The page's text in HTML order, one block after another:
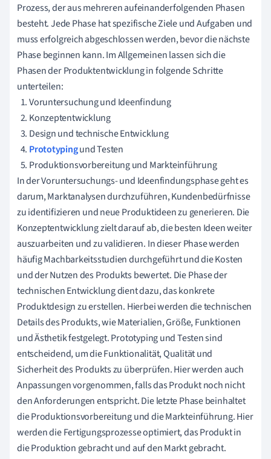
Prozess, der aus mehreren aufeinanderfolgenden Phasen
besteht. Jede Phase hat spezifische Ziele und Aufgaben und
muss erfolgreich abgeschlossen werden, bevor die nächste
Phase beginnen kann. Im Allgemeinen lassen sich die
Phasen der Produktentwicklung in folgende Schritte
unterteilen:
Voruntersuchung und Ideenfindung
Konzeptentwicklung
Design und technische Entwicklung
Prototypingund Testen
Produktionsvorbereitung und Markteinführung
In der Voruntersuchungs- und Ideenfindungsphase geht es
darum, Marktanalysen durchzuführen, Kundenbedürfnisse
zu identifizieren und neue Produktideen zu generieren. Die
Konzeptentwicklung zielt darauf ab, die besten Ideen weiter
auszuarbeiten und zu validieren. In dieser Phase werden
häufig Machbarkeitsstudien durchgeführt und die Kosten
und der Nutzen des Produkts bewertet. Die Phase der
technischen Entwicklung dient dazu, das konkrete
Produktdesign zu erstellen. Hierbei werden die technischen
Details des Produkts, wie Materialien, Größe, Funktionen
und Ästhetik festgelegt. Prototyping und Testen sind
entscheidend, um die Funktionalität, Qualität und
Sicherheit des Produkts zu überprüfen. Hier werden auch
Anpassungen vorgenommen, falls das Produkt noch nicht
den Anforderungen entspricht. Die letzte Phase beinhaltet
die Produktionsvorbereitung und die Markteinführung. Hier
werden die Fertigungsprozesse optimiert, das Produkt in
die Produktion gebracht und auf den Markt gebracht.